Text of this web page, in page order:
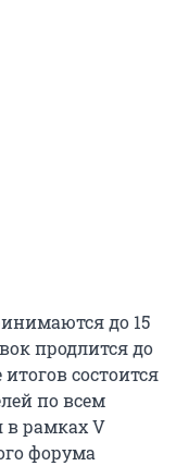
до 15
продлится до
итогов состоится
по всем
в рамках V
форума